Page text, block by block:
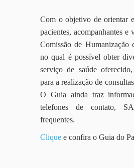
Com o objetivo de orientar
pacientes, acompanhantes
Comissão de
no qual é possível obter
serviço de saúde
para a realização de
O Guia ainda traz
telefones de contato,
frequentes.
Clique e confira o Guia do